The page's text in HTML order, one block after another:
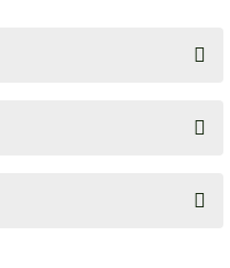
siz yapın!